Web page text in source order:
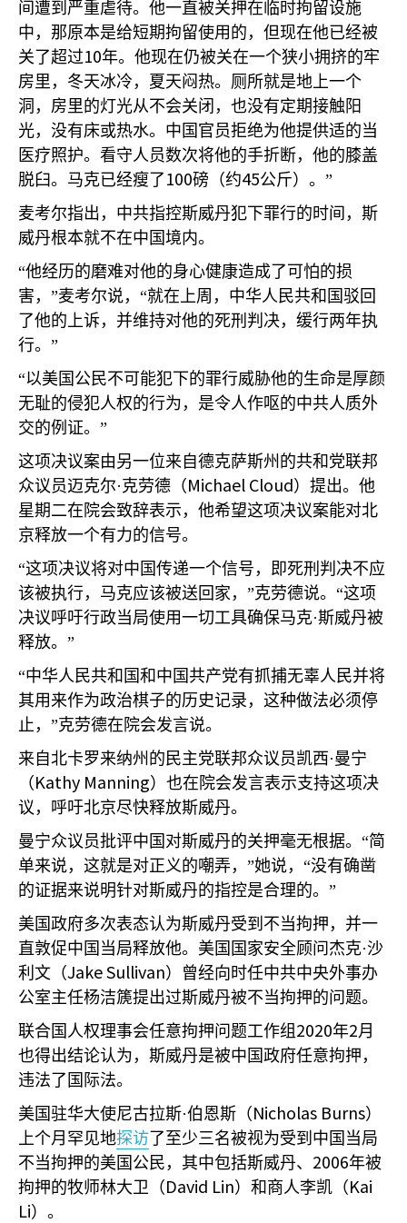
间遭到严重虐待。他一直被关押在临时拘留设施
中，那原本是给短期拘留使用的，但现在他已经被
关了超过10年。他现在仍被关在一个狭小拥挤的牢
房里，冬天冰冷，夏天闷热。厕所就是地上一个
洞，房里的灯光从不会关闭，也没有定期接触阳
光，没有床或热水。中国官员拒绝为他提供适的当
医疗照护。看守人员数次将他的手折断，他的膝盖
脱臼。马克已经瘦了 100磅（约45公斤）。”
麦考尔指出，中共指控斯威丹犯下罪行的时间，斯
威丹根本就不在中国境内。
“他经历的磨难对他的身心健康造成了可怕的损
害，”麦考尔说，“就在上周，中华人民共和国驳回
了他的上诉，并维持对他的死刑判决，缓行两年执
行。”
“以美国公民不可能犯下的罪行威胁他的生命是厚颜
无耻的侵犯人权的行为，是令人作呕的中共人质外
交的例证。”
这项决议案由另一位来自德克萨斯州的共和党联邦
众议员迈克尔·克劳德（ Michael Cloud）提出。他
星期二在院会致辞表示，他希望这项决议案能对北
京释放一个有力的信号。
“这项决议将对中国传递一个信号，即死刑判决不应
该被执行，马克应该被送回家，”克劳德说。“这项
决议呼吁行政当局使用一切工具确保马克·斯威丹被
释放。”
“中华人民共和国和中国共产党有抓捕无辜人民并将
其用来作为政治棋子的历史记录，这种做法必须停
止，”克劳德在院会发言说。
来自北卡罗来纳州的民主党联邦众议员凯西·曼宁
（ Kathy Manning）也在院会发言表示支持这项决
议，呼吁北京尽快释放斯威丹。
曼宁众议员批评中国对斯威丹的关押毫无根据。“简
单来说，这就是对正义的嘲弄，”她说，“没有确凿
的证据来说明针对斯威丹的指控是合理的。”
美国政府多次表态认为斯威丹受到不当拘押，并一
直敦促中国当局释放他。美国国家安全顾问杰克·沙
利文（Jake Sullivan）曾经向时任中共中央外事办
公室主任杨洁篪提出过斯威丹被不当拘押的问题。
联合国人权理事会任意拘押问题工作组 2020年2月
也得出结论认为，斯威丹是被中国政府任意拘押，
违法了国际法。
美国驻华大使尼古拉斯·伯恩斯（ Nicholas Burns）
上个月罕见地探访 了至少三名被视为受到中国当局
不当拘押的美国公民，其中包括斯威丹、 2006年被
拘押的牧师林大卫（ David Lin）和商人李凯（ Kai
Li）。